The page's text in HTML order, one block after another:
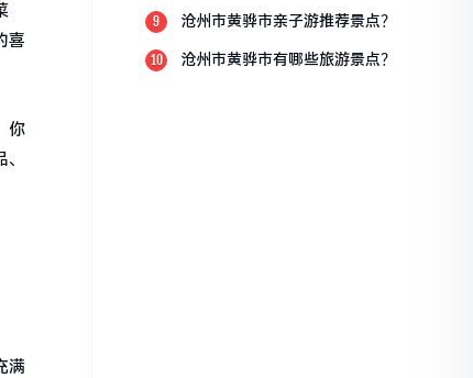
喜
你
满
9 沧州市黄骅市亲子游推荐景点？
10 沧州市黄骅市有哪些旅游景点？